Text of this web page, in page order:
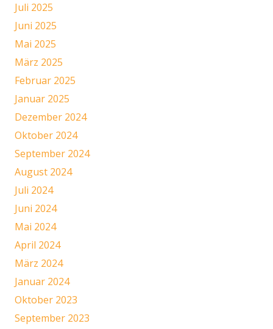
Juli 2025
Juni 2025
Mai 2025
März 2025
Februar 2025
Januar 2025
Dezember 2024
Oktober 2024
September 2024
August 2024
Juli 2024
Juni 2024
Mai 2024
April 2024
März 2024
Januar 2024
Oktober 2023
September 2023